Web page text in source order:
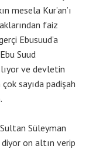
mesela Kur’an’ı
faiz
Ebusuud’a
Suud
ve devletin
sayıda padişah
Süleyman
on altın verip